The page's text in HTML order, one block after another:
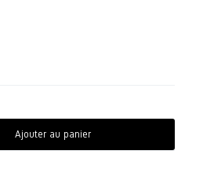
Ajouter au panier